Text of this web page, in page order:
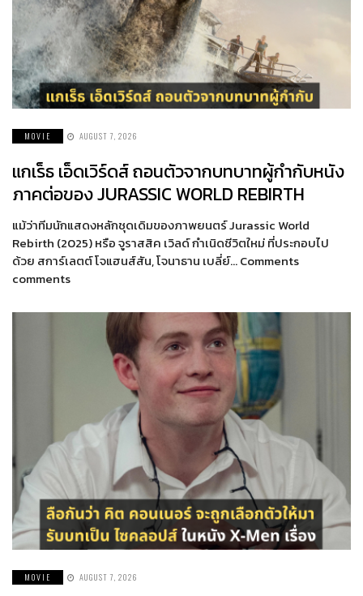
MOVIE AUGUST 7, 2026
แกเร็ธ เอ็ดเวิร์ดส์ ถอนตัวจากบทบาทผู้กำกับหนัง
ภาคต่อของ JURASSIC WORLD REBIRTH
แม้ว่าทีมนักแสดงหลักชุดเดิมของภาพยนตร์ Jurassic World
Rebirth (2025) หรือ จูราสสิค เวิลด์ กำเนิดชีวิตใหม่ ที่ประกอบไป
ด้วย สการ์เลตต์ โจแฮนส์สัน, โจนาธาน เบลี่ย์… Comments
comments
MOVIE AUGUST 7, 2026